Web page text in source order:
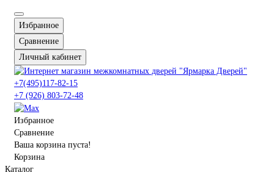
Избранное
Сравнение
Личный кабинет
+7(495)117-82-15
+7 (926) 803-72-48
Избранное
Сравнение
Ваша корзина пуста!
Корзина
Каталог